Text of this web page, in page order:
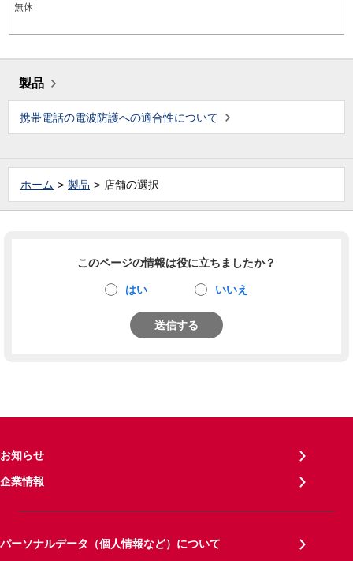
無休
製品
携帯電話の電波防護への適合性について
ホーム 製品 店舗の選択
このページの情報は役に立ちましたか？
はい いいえ
送信する
お知らせ
企業情報
パーソナルデータ（個人情報など）について